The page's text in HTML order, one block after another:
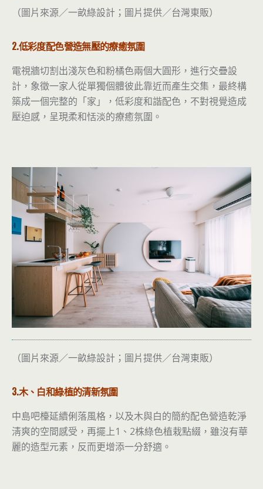
（圖片來源／一畝綠設計；圖片提供／台灣東販）
2.低彩度配色營造無壓的療癒氛圍
電視牆切割出淺灰色和粉橘色兩個大圓形，進行交疊設
計，象徵一家人從單獨個體彼此靠近而產生交集，最終構
築成一個完整的「家」，低彩度和諧配色，不對視覺造成
壓迫感，呈現柔和恬淡的療癒氛圍。
（圖片來源／一畝綠設計；圖片提供／台灣東販）
3.木、白和綠植的清新氛圍
中島吧檯延續俐落風格，以及木與白的簡約配色營造乾淨
淸爽的空間感受，再擺上1、2株綠色植栽點綴，雖沒有華
麗的造型元素，反而更增添一分舒適。